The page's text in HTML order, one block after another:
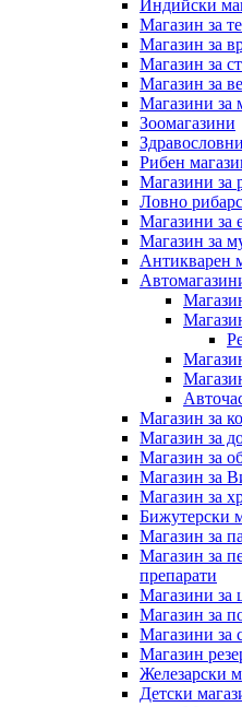
Индийски
Магазин за
Магазин за
Магазин за
Магазин за
Магазини за
Зоомагазини
Рибен
Магазини за
Ловно
Магазини за
Магазин за
Антикварен
Магазин за
Магазин за
Магазин за
Магазин за
Магазин за
Бижутерски
Магазин за
Магазин за
препарати
Магазини за
Магазин за
Магазини за
Магазин
Железарски
Детски